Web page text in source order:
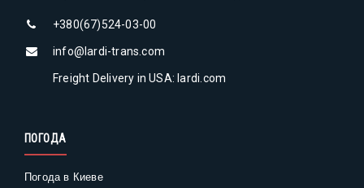
+380(67)524-03-00
info@lardi-trans.com
Freight Delivery in USA: lardi.com
ПОГОДА
Погода в Киеве